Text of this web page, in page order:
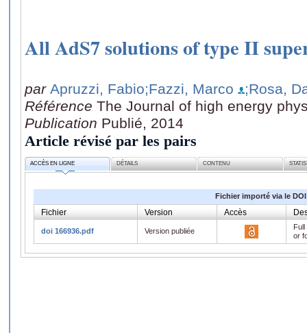
All AdS7 solutions of type II
par Apruzzi, Fabio;Fazzi, Marco
;Rosa,
Référence The Journal of high energy
Publication Publié, 2014
Article révisé par les pairs
ACCÈS EN LIGNE DÉTAILS CONTENU
Fichier importé via le DOI
Fichier Version Accès
doi 166936.pdf Version publiée
or